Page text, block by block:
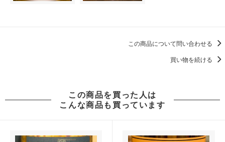
この商品について問い合わせる
買い物を続ける
この商品を買った人は
こんな商品も買っています